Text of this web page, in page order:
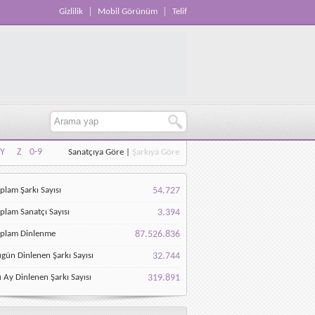
Gizlilik Mobil Görünüm Telif
Y Z
0-9
Y Z 0-9
Sanatçıya Göre Şarkıya Göre
Şarkı Sayısı 54.727
Sanatçı Sayısı 3.394
Dinlenme 87.526.836
Dinlenen Şarkı Sayısı 32.744
Ay Dinlenen Şarkı Sayısı 319.891